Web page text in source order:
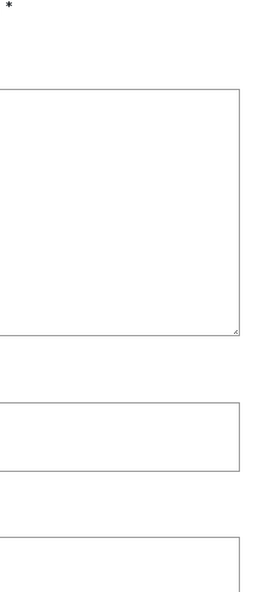
*